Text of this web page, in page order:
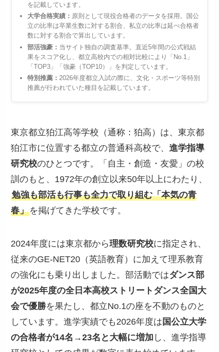
を記載しています。
大学合格実績： 原則として現役合格者のデータを採用。国公
立の比率は卒業生数に対する割合、私立の比率は延べ合格者
数に対する割合で算出しています。
部活強豪： 当サイト独自の調査基準。直近5年間の公式戦結
果をスコア化し、都立高校内での相対比較により「No.1」
「TOP3」「強豪（TOP10）」を判定しています。
特別推薦： 2026年度都立入試の際に、文化・スポーツ等特別
推薦が行われていた種目を記載しています。
東京都立狛江高等学校（通称：狛高）は、東京都
狛江市に位置する都立の普通科高校で、進学指導
研究校のひとつです。「自主・創造・友愛」の校
訓のもと、1972年の創立以来50年以上にわたり、
勉強も部活も行事も全力で取り組む「本気の青
春」を掲げてきた学校です。
2024年度には東京都から理数研究校に指定され、
従来のGE-NET20（英語教育）に加えて理系教育
の強化にも乗り出しました。部活動ではダンス部
が2025年度の全日本高校ストリートダンス全国大
会で優勝を果たし、都立No.1の座を不動のものと
しています。進学実績でも2026年度は 国公立大学
の合格者が14名→23名と大幅に増加 し、進学指導